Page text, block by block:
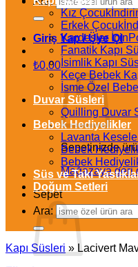
Giriş Yap / Üye Ol
₺0,00
Sepetinizde
Mağazaya geri
Sepet
Kız Çocuk
Erkek Çocuk
Kardeşler İçin
Fanatik Kapı
İsimlik Kapı
Keçe Bebek
İsme Özel
Duvar Süsleri
Quilling Duvar
Bebek Hediyelikler
Lavanta
Bebek
Bebek
Süs ve Takı
Doğum Setleri
Ara:
Kapı Süsleri » Lacivert